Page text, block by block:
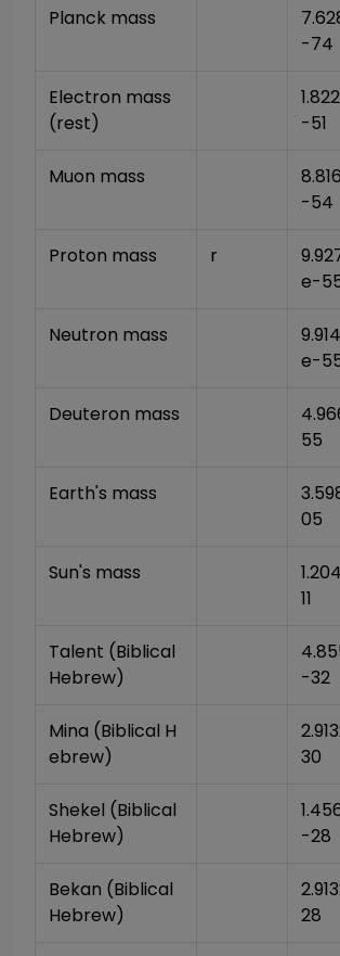
Planck mass
-74
Electron mass
(rest)
-51
Muon mass
-54
Proton mass r
e-
Neutron mass
e-
Deuteron mass
55
Earth's mass
05
Sun's mass
11
Talent (Biblical
Hebrew)
-32
Mina (Biblical H
ebrew)
30
Shekel (Biblical
Hebrew)
-28
Bekan (Biblical
Hebrew)
28